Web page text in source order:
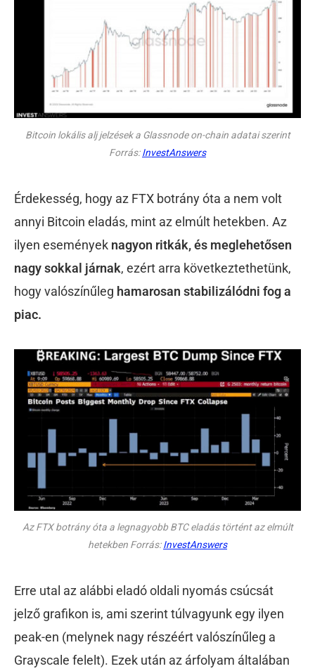
Bitcoin lokális alj jelzések a Glassnode on-chain adatai szerint
Forrás:InvestAnswers
Érdekesség, hogy az FTX botrány óta a nem volt
annyi Bitcoin eladás, mint az elmúlt hetekben. Az
ilyen események nagyon ritkák, és meglehetősen
nagy sokkal járnak, ezért arra következtethetünk,
hogy valószínűleg hamarosan stabilizálódni fog a
piac.
Az FTX botrány óta a legnagyobb BTC eladás történt az elmúlt
hetekben Forrás:InvestAnswers
Erre utal az alábbi eladó oldali nyomás csúcsát
jelző grafikon is, ami szerint túlvagyunk egy ilyen
peak-en (melynek nagy részéért valószínűleg a
Grayscale felelt). Ezek után az árfolyam általában